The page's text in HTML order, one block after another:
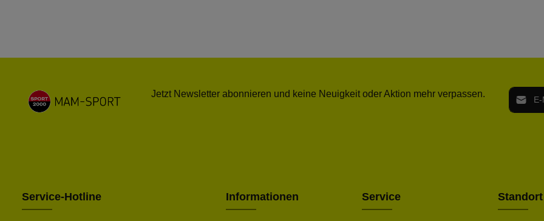
Jetzt Newsletter abonnieren und keine Neuigkeit oder Aktion mehr verpassen. E-Mail-
Service-Hotline Informationen Service Standort